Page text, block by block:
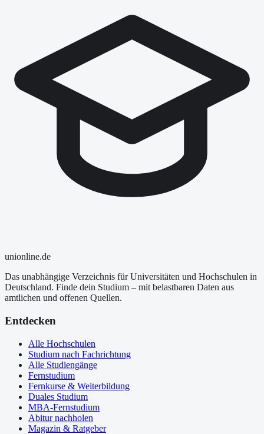
unionline.de
Das unabhängige Verzeichnis für Universitäten und Hochschulen in
Deutschland. Finde dein Studium – mit belastbaren Daten aus
amtlichen und offenen Quellen.
Entdecken
Alle Hochschulen
Studium nach Fachrichtung
Alle Studiengänge
Fernstudium
Fernkurse & Weiterbildung
Duales Studium
MBA-Fernstudium
Abitur nachholen
Magazin & Ratgeber